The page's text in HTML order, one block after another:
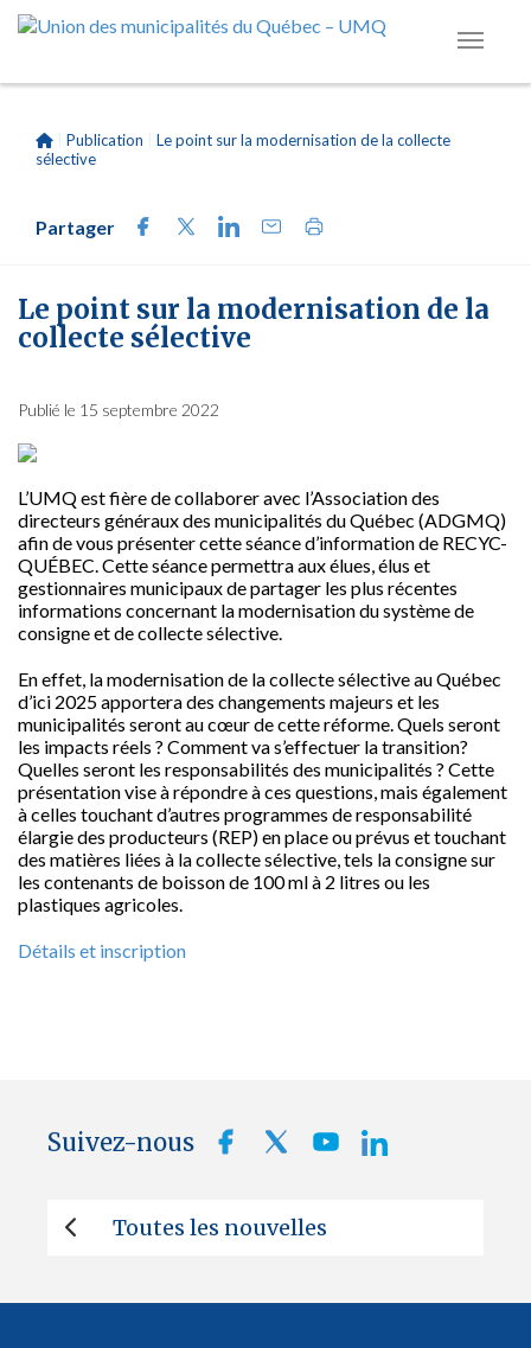
Publication
Le point sur la modernisation de la collecte
sélective
Partager
Le point sur la modernisation de la
collecte sélective
Publié le 15 septembre 2022
L’UMQ est fière de collaborer avec l’Association des
directeurs généraux des municipalités du Québec (ADGMQ)
afin de vous présenter cette séance d’information de RECYC-
QUÉBEC. Cette séance permettra aux élues, élus et
gestionnaires municipaux de partager les plus récentes
informations concernant la modernisation du système de
consigne et de collecte sélective.
En effet, la modernisation de la collecte sélective au Québec
d’ici 2025 apportera des changements majeurs et les
municipalités seront au cœur de cette réforme. Quels seront
les impacts réels ? Comment va s’effectuer la transition?
Quelles seront les responsabilités des municipalités ? Cette
présentation vise à répondre à ces questions, mais également
à celles touchant d’autres programmes de responsabilité
élargie des producteurs (REP) en place ou prévus et touchant
des matières liées à la collecte sélective, tels la consigne sur
les contenants de boisson de 100 ml à 2 litres ou les
plastiques agricoles.
Détails et inscription
Suivez-nous
Toutes les nouvelles